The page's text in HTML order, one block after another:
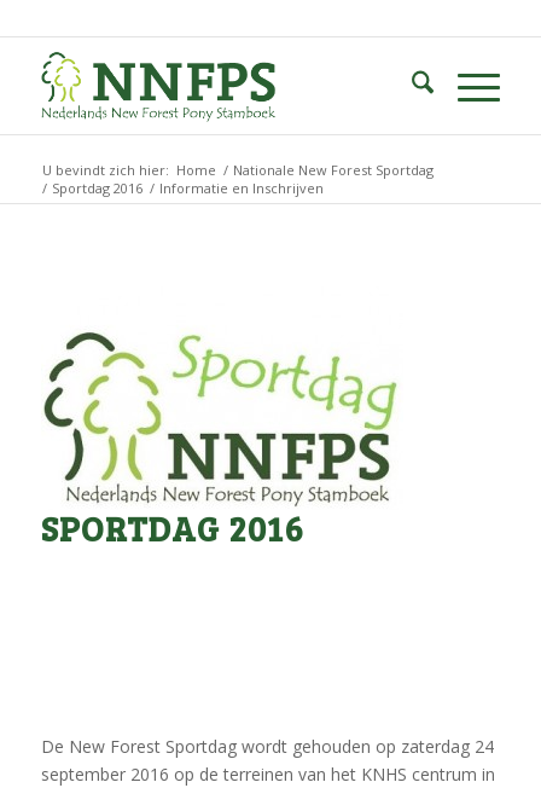
U bevindt zich hier: Home / Nationale New Forest Sportdag
/ Sportdag 2016 / Informatie en Inschrijven
SPORTDAG 2016
De New Forest Sportdag wordt gehouden op zaterdag 24
september 2016 op de terreinen van het KNHS centrum in